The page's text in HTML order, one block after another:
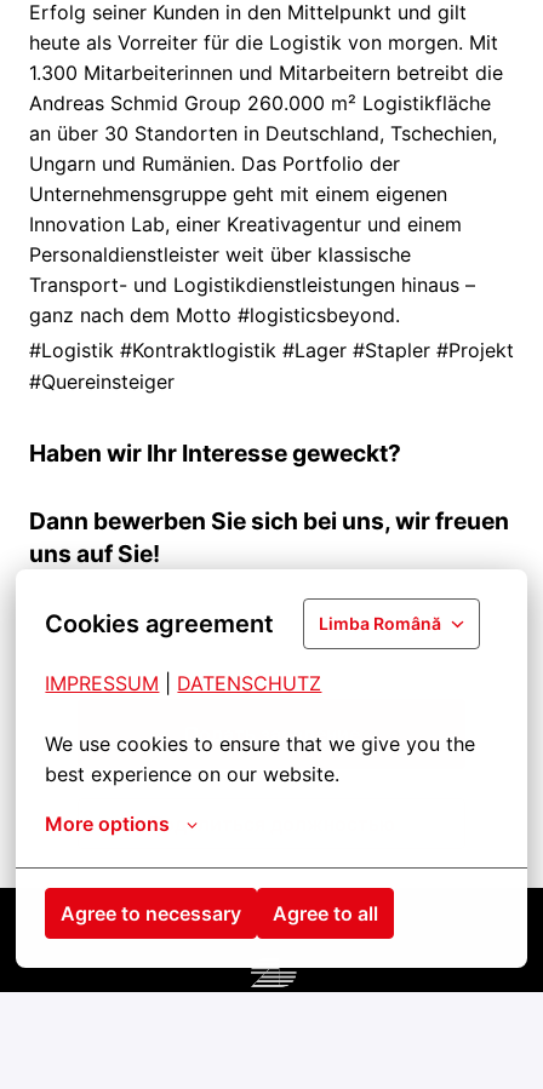
Cookies agreement Limba Română
IMPRESSUM DATENSCHUTZ
We use cookies to ensure that we give you the
best experience on our website.
More options
Agree to necessary Agree to all
Erfolg seiner Kunden in den Mittelpunkt und gilt
heute als Vorreiter für die Logistik von morgen. Mit
1.300 Mitarbeiterinnen und Mitarbeitern betreibt die
Andreas Schmid Group 260.000 m² Logistikfläche
an über 30 Standorten in Deutschland, Tschechien,
Ungarn und Rumänien. Das Portfolio der
Unternehmensgruppe geht mit einem eigenen
Innovation Lab, einer Kreativagentur und einem
Personaldienstleister weit über klassische
Transport- und Logistikdienstleistungen hinaus –
ganz nach dem Motto #logisticsbeyond.
#Logistik #Kontraktlogistik #Lager #Stapler #Projekt
#Quereinsteiger
Haben wir Ihr Interesse geweckt?
Dann bewerben Sie sich bei uns, wir freuen
uns auf Sie!
Подать заявление
Поделиться должностью
Pagina de pornire